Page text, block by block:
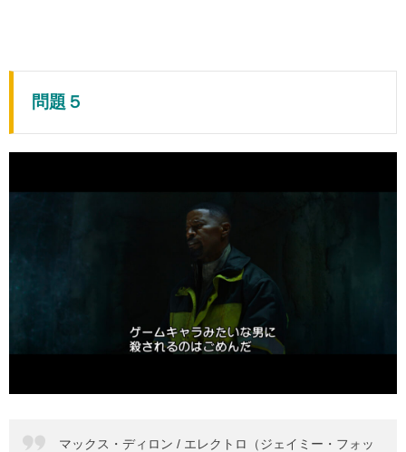
問題５
マックス・ディロン / エレクトロ（ジェイミー・フォッ